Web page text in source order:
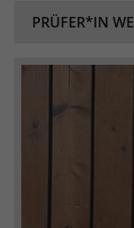
PRÜFER*IN